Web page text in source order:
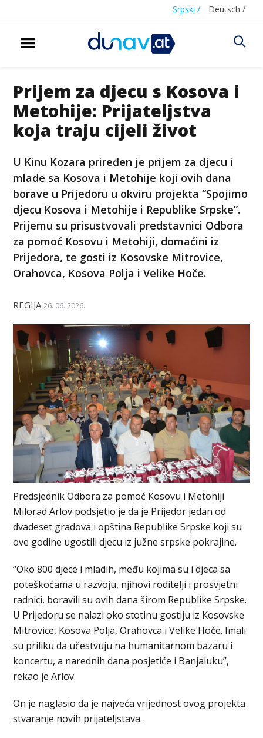
Srpski / Deutsch /
Prijem za djecu s Kosova i
Metohije: Prijateljstva
koja traju cijeli život
U Kinu Kozara priređen je prijem za djecu i
mlade sa Kosova i Metohije koji ovih dana
borave u Prijedoru u okviru projekta “Spojimo
djecu Kosova i Metohije i Republike Srpske”.
Prijemu su prisustvovali predstavnici Odbora
za pomoć Kosovu i Metohiji, domaćini iz
Prijedora, te gosti iz Kosovske Mitrovice,
Orahovca, Kosova Polja i Velike Hoče.
REGIJA 26. 06. 2026.
Predsjednik Odbora za pomoć Kosovu i Metohiji
Milorad Arlov podsjetio je da je Prijedor jedan od
dvadeset gradova i opština Republike Srpske koji su
ove godine ugostili djecu iz južne srpske pokrajine.
“Oko 800 djece i mladih, među kojima su i djeca sa
poteškoćama u razvoju, njihovi roditelji i prosvjetni
radnici, boravili su ovih dana širom Republike Srpske.
U Prijedoru se nalazi oko stotinu gostiju iz Kosovske
Mitrovice, Kosova Polja, Orahovca i Velike Hoče. Imali
su priliku da učestvuju na humanitarnom bazaru i
koncertu, a narednih dana posjetiće i Banjaluku”,
rekao je Arlov.
On je naglasio da je najveća vrijednost ovog projekta
stvaranje novih prijateljstava.